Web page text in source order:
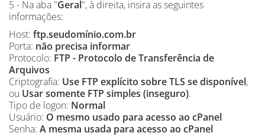
5 - Na aba "Geral", à direita, insira as seguintes
informações:
Host: ftp.seudomínio.com.br
Porta: não precisa informar
Protocolo: FTP - Protocolo de Transferência de
Arquivos
Criptografia: Use FTP explícito sobre TLS se disponível,
ou Usar somente FTP simples (inseguro).
Tipo de logon: Normal
Usuário: O mesmo usado para acesso ao cPanel
Senha: A mesma usada para acesso ao cPanel